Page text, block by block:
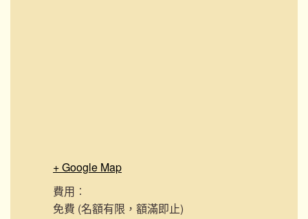
+ Google Map
費用︰
免費 (名額有限，額滿即止)